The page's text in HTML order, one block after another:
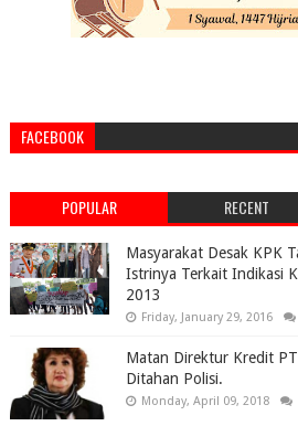
FACEBOOK
POPULAR RECENT
Masyarakat Desak KPK
Istrinya Terkait Indikasi
2013
Friday, January 29, 2016
Matan Direktur Kredit
Ditahan Polisi.
Monday, April 09, 2018